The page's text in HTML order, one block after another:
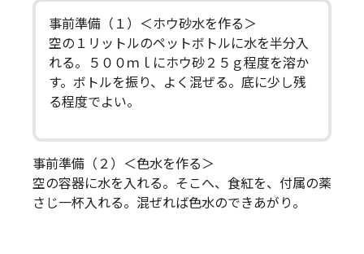
事前準備（１）＜ホウ砂水を作る＞
空の１リットルのペットボトルに水を半分入
れる。５００ｍｌにホウ砂２５ｇ程度を溶か
す。ボトルを振り、よく混ぜる。底に少し残
る程度でよい。
事前準備（２）＜色水を作る＞
空の容器に水を入れる。そこへ、食紅を、付属の薬
さじ一杯入れる。混ぜれば色水のできあがり。